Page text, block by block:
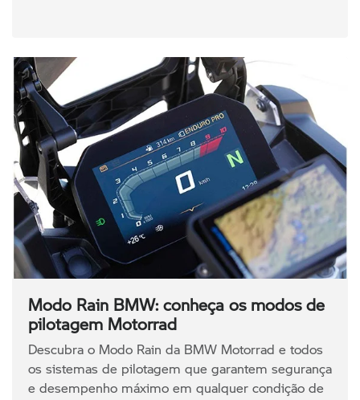
Modo Rain BMW: conheça os modos de
pilotagem Motorrad
Descubra o Modo Rain da BMW Motorrad e todos
os sistemas de pilotagem que garantem segurança
e desempenho máximo em qualquer condição de